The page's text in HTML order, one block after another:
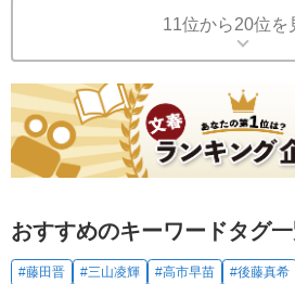
11位から20位を
おすすめのキーワードタグ
#藤田晋 #三山凌輝 #高市早苗 #後藤真希